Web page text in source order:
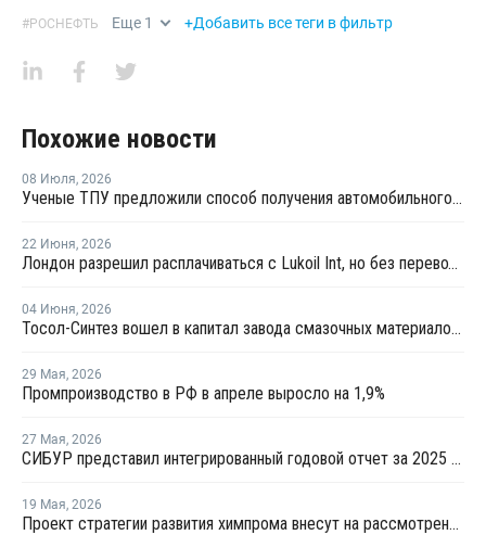
#РОСНЕФТЬ Еще 1 +Добавить все теги в фильтр
Похожие новости
08 Июля, 2026
Ученые ТПУ предложили способ получения автомобильного бензина из пластиковых отходов
22 Июня, 2026
Лондон разрешил расплачиваться с Lukoil Int, но без перевода средств Лукойлу
04 Июня, 2026
Тосол-Синтез вошел в капитал завода смазочных материалов "Девон"
29 Мая, 2026
Промпроизводство в РФ в апреле выросло на 1,9%
27 Мая, 2026
СИБУР представил интегрированный годовой отчет за 2025 год
19 Мая, 2026
Проект стратегии развития химпрома внесут на рассмотрение правительства до конца года